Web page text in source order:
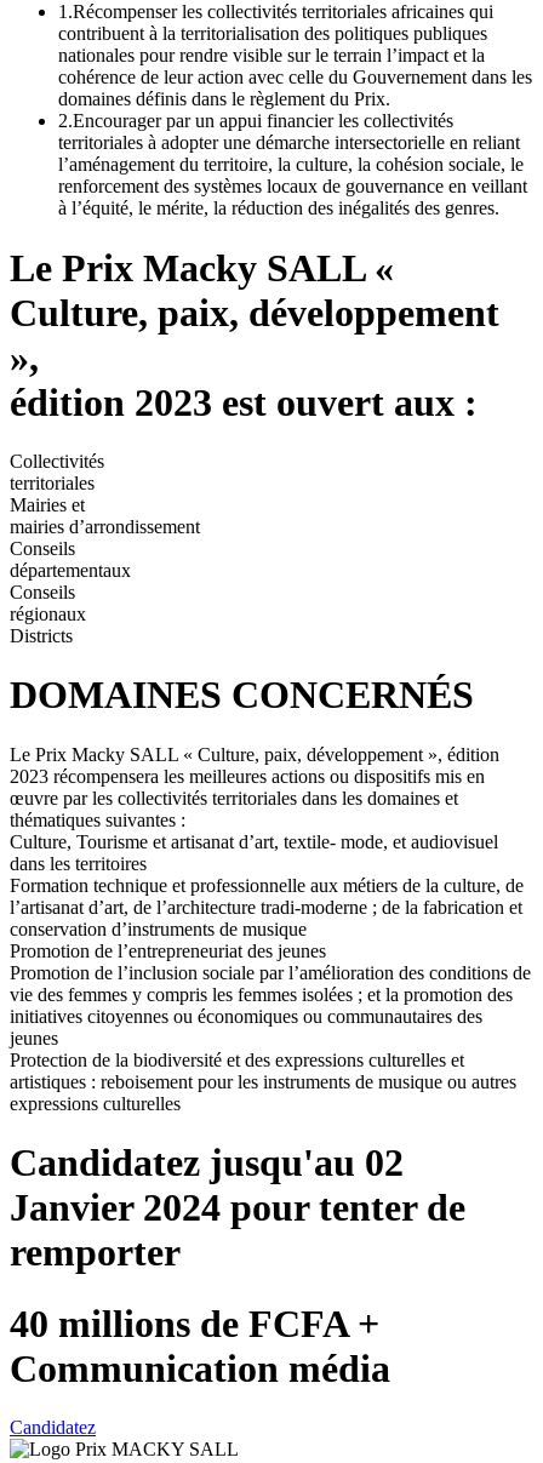
1.Récompenser les collectivités territoriales africaines qui
contribuent à la territorialisation des politiques publiques
nationales pour rendre visible sur le terrain l’impact et la
cohérence de leur action avec celle du Gouvernement dans les
domaines définis dans le règlement du Prix.
2.Encourager par un appui financier les collectivités
territoriales à adopter une démarche intersectorielle en reliant
l’aménagement du territoire, la culture, la cohésion sociale, le
renforcement des systèmes locaux de gouvernance en veillant
à l’équité, le mérite, la réduction des inégalités des genres.
Le Prix Macky SALL «
Culture, paix, développement
»,
édition 2023 est ouvert aux :
Collectivités
territoriales
Mairies et
mairies d’arrondissement
Conseils
départementaux
Conseils
régionaux
Districts
DOMAINES CONCERNÉS
Le Prix Macky SALL « Culture, paix, développement », édition
2023 récompensera les meilleures actions ou dispositifs mis en
œuvre par les collectivités territoriales dans les domaines et
thématiques suivantes :
Culture, Tourisme et artisanat d’art, textile- mode, et audiovisuel
dans les territoires
Formation technique et professionnelle aux métiers de la culture, de
l’artisanat d’art, de l’architecture tradi-moderne ; de la fabrication et
conservation d’instruments de musique
Promotion de l’entrepreneuriat des jeunes
Promotion de l’inclusion sociale par l’amélioration des conditions de
vie des femmes y compris les femmes isolées ; et la promotion des
initiatives citoyennes ou économiques ou communautaires des
jeunes
Protection de la biodiversité et des expressions culturelles et
artistiques : reboisement pour les instruments de musique ou autres
expressions culturelles
Candidatez jusqu'au 02
Janvier 2024 pour tenter de
remporter
40 millions de FCFA +
Communication média
Candidatez